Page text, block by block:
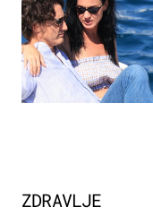
ZDRAVLJE